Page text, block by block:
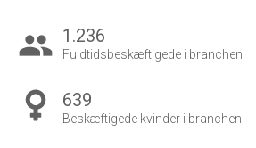
group 1.236
Fuldtidsbeskæftigede i branchen
639
Beskæftigede kvinder i branchen